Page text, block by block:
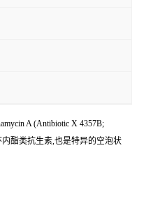
A (Antibiotic X 4357B;
内酯类抗生素,也是特异的空泡状